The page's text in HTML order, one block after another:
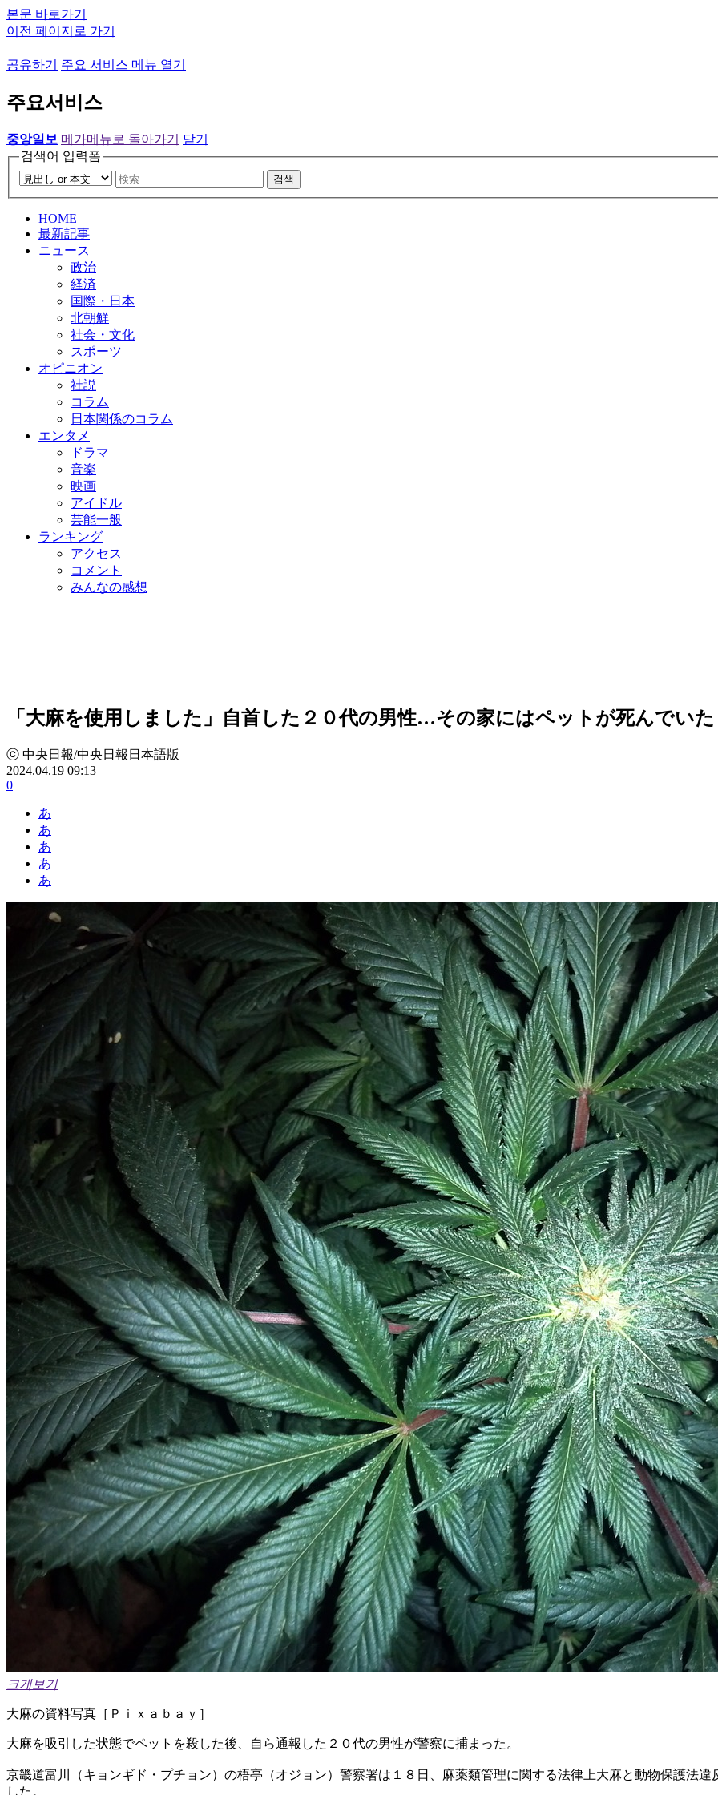
본문 바로가기
이전 페이지로 가기
공유하기 주요 서비스 메뉴 열기
주요서비스
중앙일보 메가메뉴로 돌아가기
닫기
검색어 입력폼
검색
HOME
最新記事
ニュース
政治
経済
国際・日本
北朝鮮
社会・文化
スポーツ
オピニオン
社説
コラム
日本関係のコラム
エンタメ
ドラマ
音楽
映画
アイドル
芸能一般
ランキング
アクセス
コメント
みんなの感想
「大麻を使用しました」自首した２０代の男性…その家にはペットが死んでい
ⓒ 中央日報/中央日報日本語版
2024.04.19 09:13
0
あ
あ
あ
あ
あ
크게보기
大麻の資料写真［Ｐｉｘａｂａｙ］
大麻を吸引した状態でペットを殺した後、自ら通報した２０代の男性が警察に捕まった。
京畿道富川（キョンギド・プチョン）の梧亭（オジョン）警察署は１８日、麻薬類管理に関する法律上大麻と動物保護法
した。